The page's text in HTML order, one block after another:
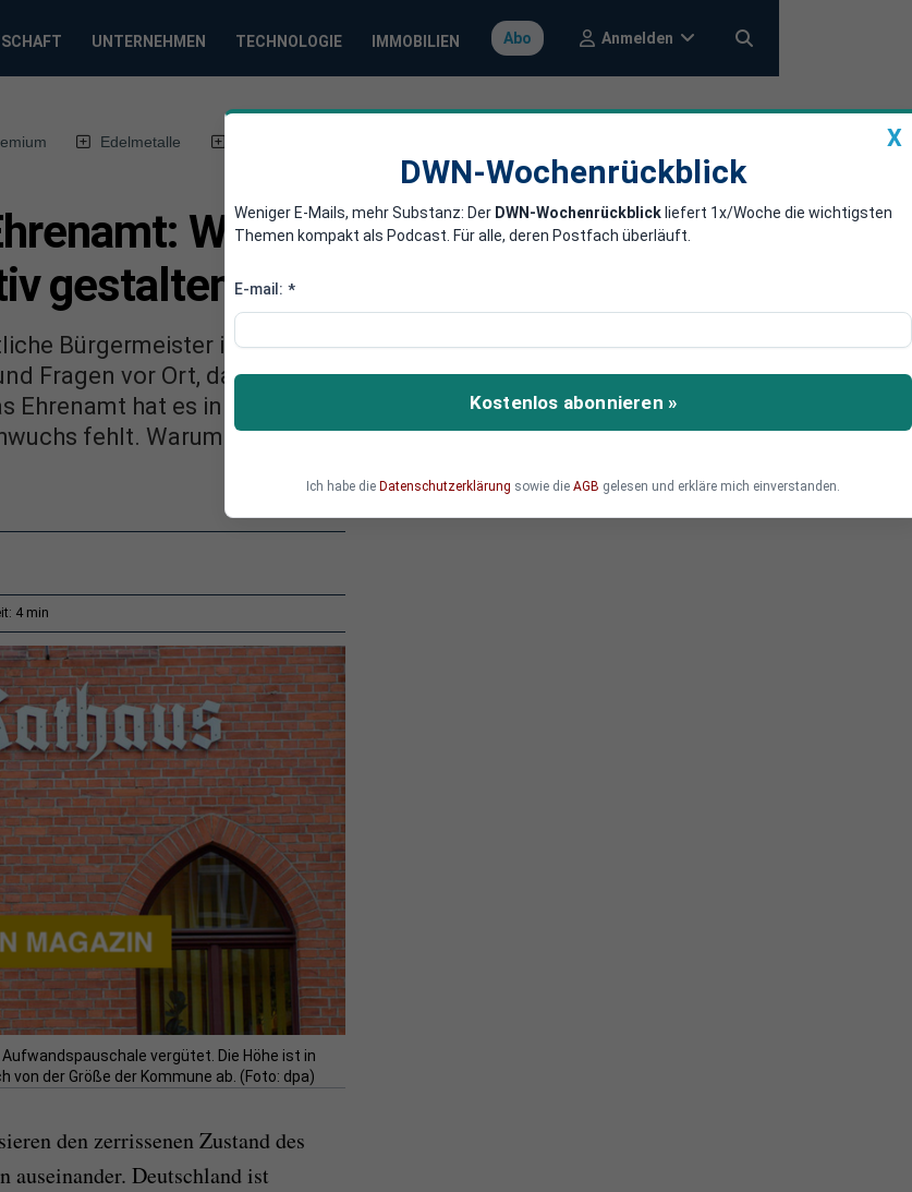
UNTERNEHMEN TECHNOLOGIE IMMOBILIEN Abo Anmelden
Edelmetalle
Werden Sie Bürgermeister
gestalten
Bürgermeister in Deutschland. Sie sind hautnahe
Fragen vor Ort, das volksnahe Bindeglied zwischen Bürgern,
hat es in sich: Die Vereinbarkeit mit Familie und Beruf
fehlt. Warum mehr Bürger sich politisch engagieren
4 min
vergütet. Die Höhe ist in
der Größe der Kommune ab. (Foto: dpa)
den zerrissenen Zustand des
Deutschland ist
X
DWN-Wochenrückblick
Weniger E-Mails, mehr Substanz: Der DWN-Wochenrückblick liefert 1x/Woche die wichtigsten
Themen kompakt als Podcast. Für alle, deren Postfach überläuft.
E-mail: *
Kostenlos abonnieren »
Ich habe die Datenschutzerklärung sowie die AGB gelesen und erkläre mich einverstanden.